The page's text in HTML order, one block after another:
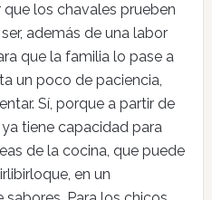
los chavales prueben
además de una labor
que la familia lo pase a
un poco de paciencia,
Sí, porque a partir de
tiene capacidad para
de la cocina, que puede
en un